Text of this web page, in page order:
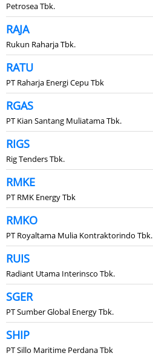
Petrosea Tbk.
RAJA
Rukun Raharja Tbk.
RATU
PT Raharja Energi Cepu Tbk
RGAS
PT Kian Santang Muliatama Tbk.
RIGS
Rig Tenders Tbk.
RMKE
PT RMK Energy Tbk
RMKO
PT Royaltama Mulia Kontraktorindo Tbk.
RUIS
Radiant Utama Interinsco Tbk.
SGER
PT Sumber Global Energy Tbk.
SHIP
PT Sillo Maritime Perdana Tbk